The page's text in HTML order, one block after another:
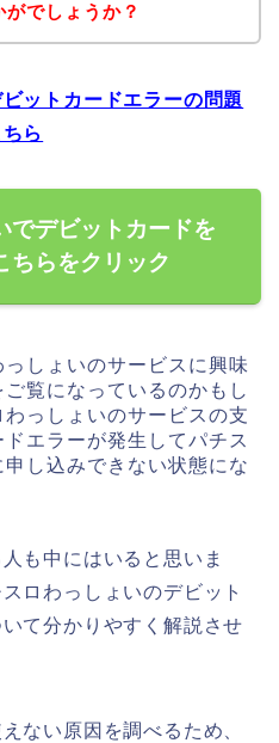
でしょうか？
ットカードエラーの問題
ら
でデビットカードを
ちらをクリック
しょいのサービスに興味
覧になっているのかもし
っしょいのサービスの支
エラーが発生してパチス
し込みできない状態にな
も中にはいると思いま
ロわっしょいのデビット
て分かりやすく解説させ
ない原因を調べるため、